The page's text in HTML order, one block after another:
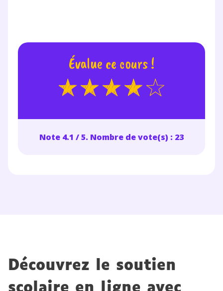
Évalue ce cours !
Note 4.1 / 5. Nombre de vote(s) : 23
Découvrez le soutien
désinscription présent dans chaque newsletter. Pour
en savoir plus sur la gestion de vos données
personnelles et pour exercer vos droits, vous pouvez
notre charte